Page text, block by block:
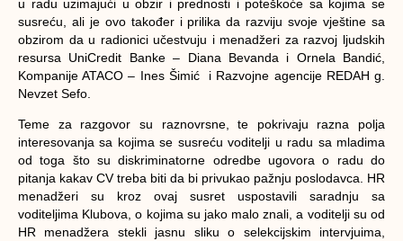
u radu uzimajući u obzir i prednosti i poteškoće sa kojima se
susreću, ali je ovo također i prilika da razviju svoje vještine sa
obzirom da u radionici učestvuju i menadžeri za razvoj ljudskih
resursa UniCredit Banke – Diana Bevanda i Ornela Bandić,
Kompanije ATACO – Ines Šimić i Razvojne agencije REDAH g.
Nevzet Sefo.
Teme za razgovor su raznovrsne, te pokrivaju razna polja
interesovanja sa kojima se susreću voditelji u radu sa mladima
od toga što su diskriminatorne odredbe ugovora o radu do
pitanja kakav CV treba biti da bi privukao pažnju poslodavca. HR
menadžeri su kroz ovaj susret uspostavili saradnju sa
voditeljima Klubova, o kojima su jako malo znali, a voditelji su od
HR menadžera stekli jasnu sliku o selekcijskim intervjuima,